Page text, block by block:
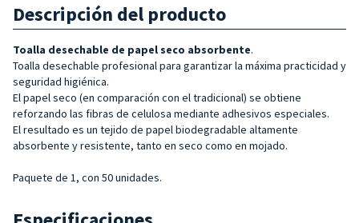
Descripción del producto
Toalla desechable de papel seco absorbente.
Toalla desechable profesional para garantizar la máxima practicidad y
seguridad higiénica.
El papel seco (en comparación con el tradicional) se obtiene
reforzando las fibras de celulosa mediante adhesivos especiales.
El resultado es un tejido de papel biodegradable altamente
absorbente y resistente, tanto en seco como en mojado.
Paquete de 1, con 50 unidades.